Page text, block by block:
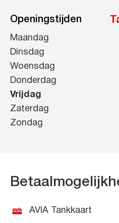
Openingstijden
Maandag
Dinsdag
Woensdag
Donderdag
Vrijdag
Zaterdag
Zondag
AVIA Tankkaart